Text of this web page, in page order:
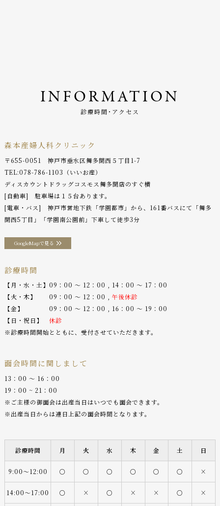
INFORMATION
診療時間･アクセス
森本産婦人科クリニック
〒655-0051 神戸市垂水区舞多聞西５丁目1-7
TEL:078-786-1103 （いいお産）
ディスカウントドラッグコスモス舞多聞店のすぐ横
[自動車] 駐車場は１５台あります。
[電車・バス] 神戸市営地下鉄「学園都市」から、161番バスにて「舞多
聞西5丁目」「学園南公園前」下車して徒歩3分
GoogleMapで見る
診療時間
【月・水・土】09：00 〜 12：00 , 14：00 〜 17：00
【火・木】 09：00 〜 12：00 , 午後休診
【金】 09：00 〜 12：00 , 16：00 〜 19：00
【日・祝日】 休診
※診療時間開始とともに、受付させていただきます。
面会時間に関しまして
13：00 〜 16：00
19：00 ~ 21：00
※ご主様の御面会は出産当日はいつでも面会できます。
※出産当日からは連日上記の面会時間となります。
診療時間 月 火 水 木 金 土 日
9:00〜12:00 ○ ○ ○ ○ ○ ○ ×
14:00〜17:00 ○ × ○ × × ○ ×